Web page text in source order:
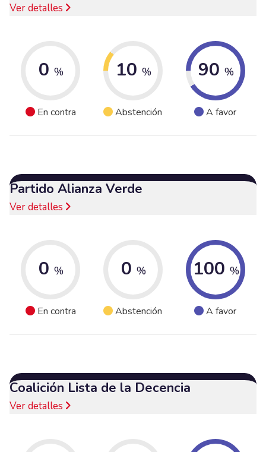
Ver detalles
0 %
En contra
10 %
Abstención
90 %
A favor
Partido Alianza Verde
Ver detalles
0 %
En contra
0 %
Abstención
100 %
A favor
Coalición Lista de la Decencia
Ver detalles